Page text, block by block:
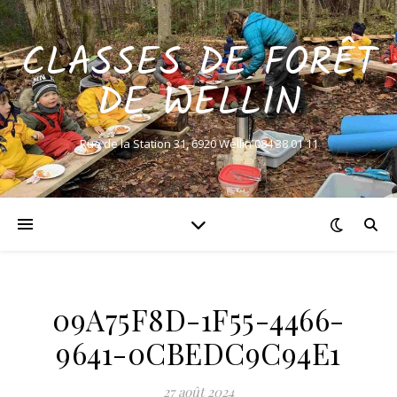
CLASSES DE FORÊT
DE WELLIN
Rue de la Station 31, 6920 Wellin 084 38 01 11
09A75F8D-1F55-4466-
9641-0CBEDC9C94E1
27 août 2024